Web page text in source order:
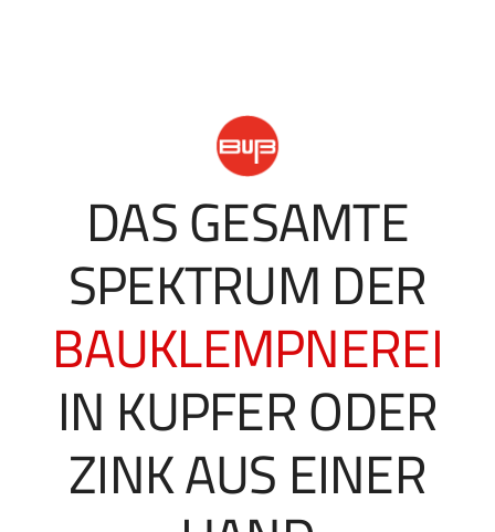
DAS GESAMTE
SPEKTRUM DER
BAUKLEMPNEREI
IN KUPFER ODER
ZINK AUS EINER